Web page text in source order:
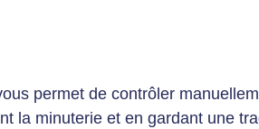
permet de contrôler
la minuterie et en gardant une